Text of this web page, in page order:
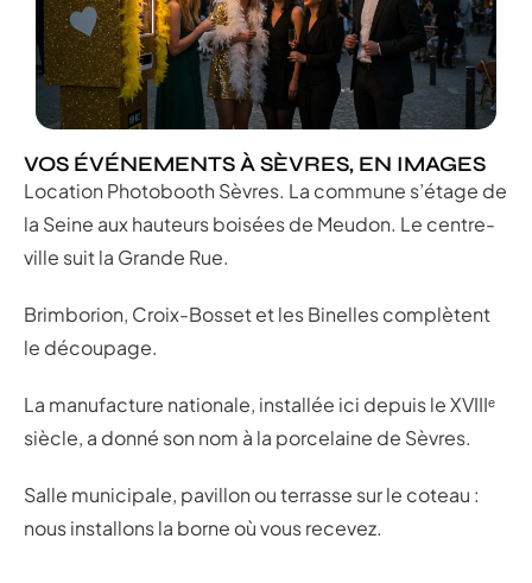
VOS ÉVÉNEMENTS À SÈVRES, EN IMAGES
Location Photobooth Sèvres. La commune s’étage de
la Seine aux hauteurs boisées de Meudon. Le centre-
ville suit la Grande Rue.
Brimborion, Croix-Bosset et les Binelles complètent
le découpage.
La manufacture nationale, installée ici depuis le XVIIIᵉ
siècle, a donné son nom à la porcelaine de Sèvres.
Salle municipale, pavillon ou terrasse sur le coteau :
nous installons la borne où vous recevez.